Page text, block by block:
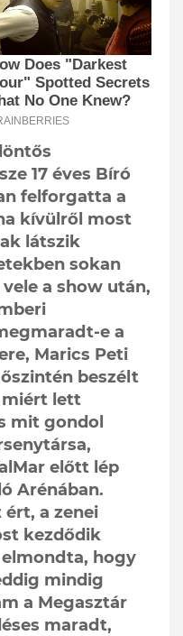
17 éves Bíró
felforgatta a
kívülről most
látszik
sokan
a show után,
e a
Marics Peti
beszélt
miért lett
mit gondol
előtt lép
Arénában.
ért, a zenei
kezdődik
hogy
mindig
a Megasztár
maradt,